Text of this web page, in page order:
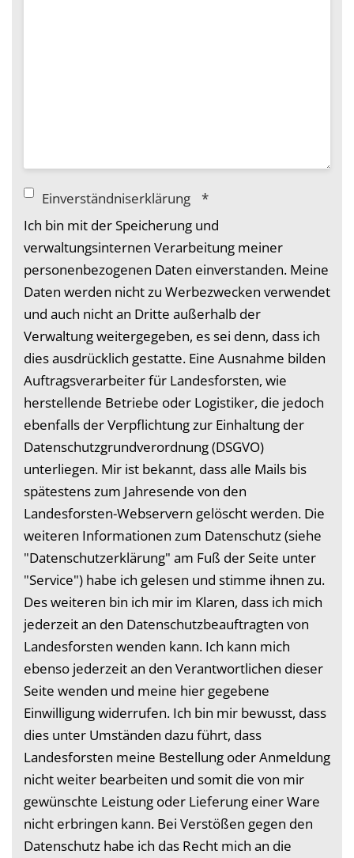
Einverständniserklärung
*
Ich bin mit der Speicherung und
verwaltungsinternen Verarbeitung meiner
personenbezogenen Daten einverstanden. Meine
Daten werden nicht zu Werbezwecken verwendet
und auch nicht an Dritte außerhalb der
Verwaltung weitergegeben, es sei denn, dass ich
dies ausdrücklich gestatte. Eine Ausnahme bilden
Auftragsverarbeiter für Landesforsten, wie
herstellende Betriebe oder Logistiker, die jedoch
ebenfalls der Verpflichtung zur Einhaltung der
Datenschutzgrundverordnung (DSGVO)
unterliegen. Mir ist bekannt, dass alle Mails bis
spätestens zum Jahresende von den
Landesforsten-Webservern gelöscht werden. Die
weiteren Informationen zum Datenschutz (siehe
"Datenschutzerklärung" am Fuß der Seite unter
"Service") habe ich gelesen und stimme ihnen zu.
Des weiteren bin ich mir im Klaren, dass ich mich
jederzeit an den Datenschutzbeauftragten von
Landesforsten wenden kann. Ich kann mich
ebenso jederzeit an den Verantwortlichen dieser
Seite wenden und meine hier gegebene
Einwilligung widerrufen. Ich bin mir bewusst, dass
dies unter Umständen dazu führt, dass
Landesforsten meine Bestellung oder Anmeldung
nicht weiter bearbeiten und somit die von mir
gewünschte Leistung oder Lieferung einer Ware
nicht erbringen kann. Bei Verstößen gegen den
Datenschutz habe ich das Recht mich an die